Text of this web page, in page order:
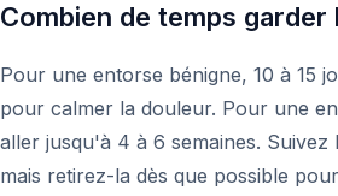
Combien de temps garder
Pour une entorse bénigne, 10 à 15
pour calmer la douleur. Pour une
aller jusqu'à 4 à 6 semaines. Suivez
mais retirez-la dès que possible